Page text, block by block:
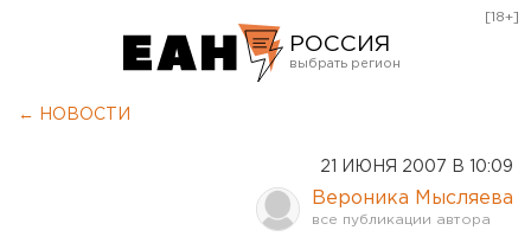
РОССИЯ
Оренбург
[18+]
← НОВОСТИ
21 ИЮНЯ 2007 В 10:09
Вероника Мысляева